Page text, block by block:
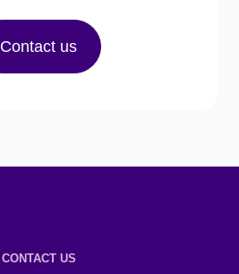
Contact us
CONTACT US